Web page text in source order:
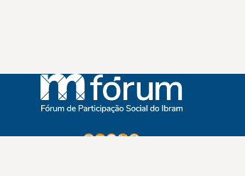
Instagram
Youtube
Facebook
X WhatsApp